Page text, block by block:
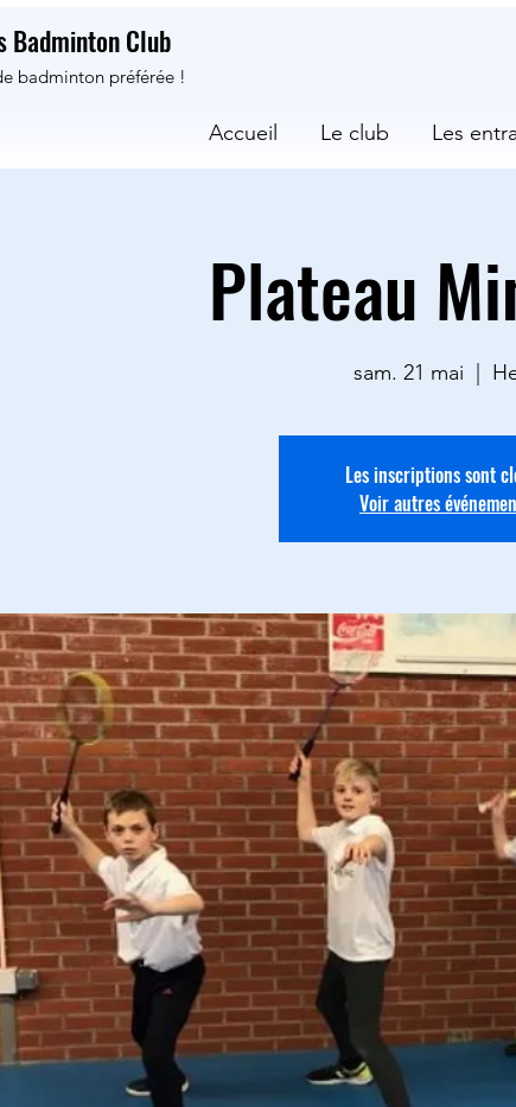
Badminton Club
badminton préférée !
Accueil Le club Les
Plateau
sam. 21 mai
Les inscriptions sont
Voir autres